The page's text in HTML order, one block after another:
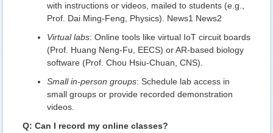
with instructions or videos, mailed to students (e.g.,
Prof. Dai Ming-Feng, Physics). News1 News2
Virtual labs: Online tools like virtual IoT circuit boards
(Prof. Huang Neng-Fu, EECS) or AR-based biology
software (Prof. Chou Hsiu-Chuan, CNS).
Small in-person groups: Schedule lab access in
small groups or provide recorded demonstration
videos.
Q: Can I record my online classes?